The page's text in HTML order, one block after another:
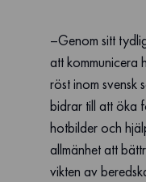
–Genom sitt
att kommunicera
röst inom svensk
bidrar till att öka
hotbilder och
allmänhet att
vikten av